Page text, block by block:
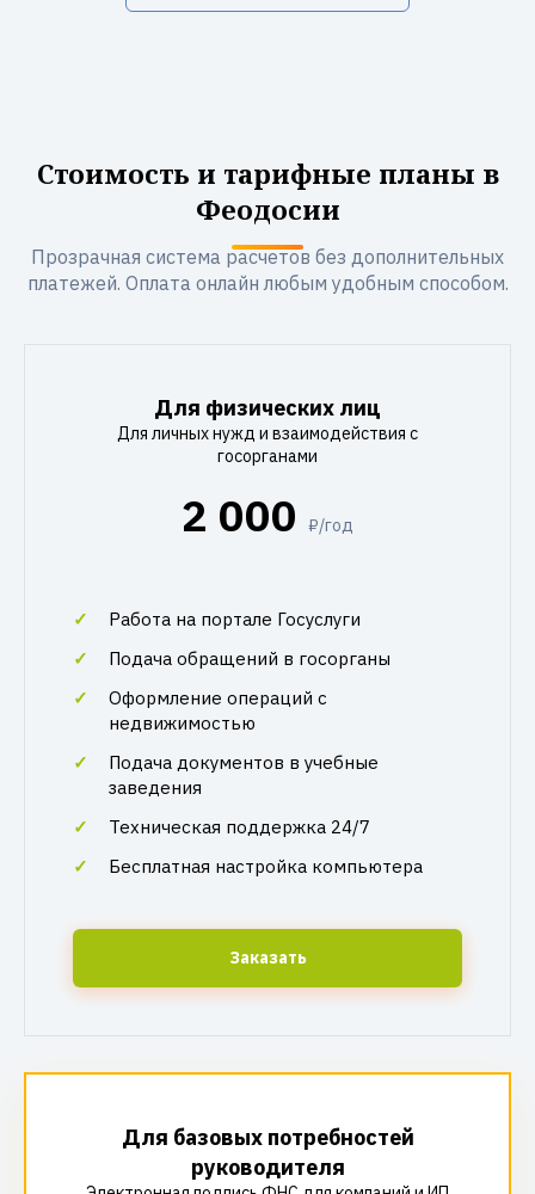
Стоимость и тарифные планы в
Феодосии
Прозрачная система расчетов без дополнительных
платежей. Оплата онлайн любым удобным способом.
Для физических лиц
Для личных нужд и взаимодействия с
госорганами
2 000 ₽/год
Работа на портале Госуслуги
Подача обращений в госорганы
Оформление операций с
недвижимостью
Подача документов в учебные
заведения
Техническая поддержка 24/7
Бесплатная настройка компьютера
Заказать
Для базовых потребностей
руководителя